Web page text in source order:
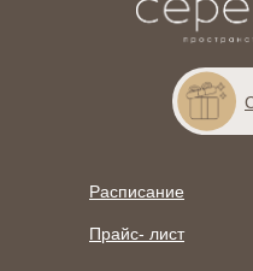
Прайс- лист
Расписание